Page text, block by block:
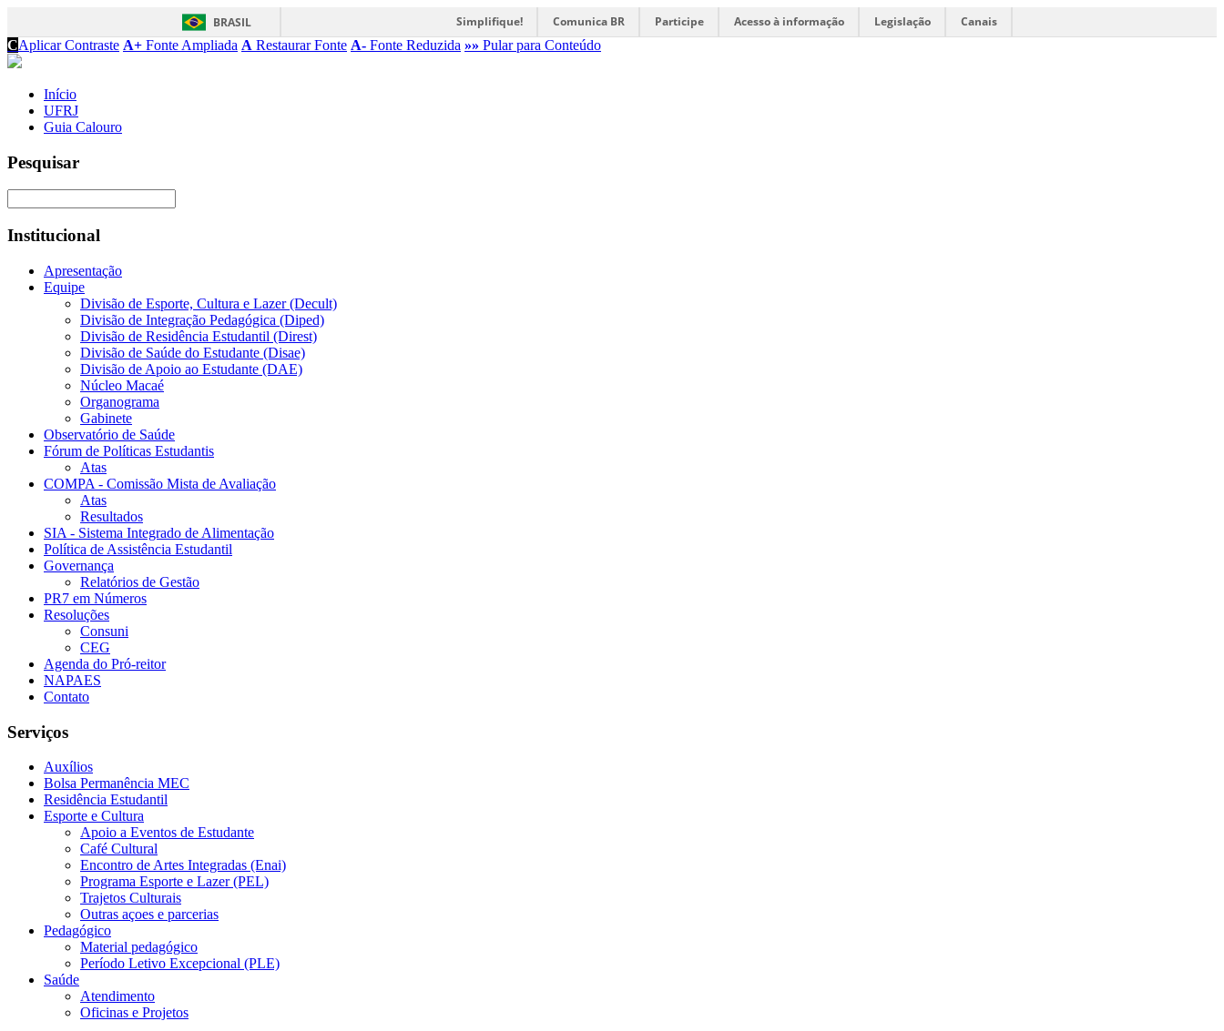
BRASIL Simplifique! Comunica BR Participe Acesso à informação Legislação
Canais
CAplicar Contraste A+ Fonte Ampliada A Restaurar Fonte A- Fonte Reduzida »» Pular para Conteúdo
Início
UFRJ
Guia Calouro
Pesquisar
Institucional
Apresentação
Equipe
Divisão de Esporte, Cultura e Lazer (Decult)
Divisão de Integração Pedagógica (Diped)
Divisão de Residência Estudantil (Direst)
Divisão de Saúde do Estudante (Disae)
Divisão de Apoio ao Estudante (DAE)
Núcleo Macaé
Organograma
Gabinete
Observatório de Saúde
Fórum de Políticas Estudantis
Atas
COMPA - Comissão Mista de Avaliação
Atas
Resultados
SIA - Sistema Integrado de Alimentação
Política de Assistência Estudantil
Governança
Relatórios de Gestão
PR7 em Números
Resoluções
Consuni
CEG
Agenda do Pró-reitor
NAPAES
Contato
Serviços
Auxílios
Bolsa Permanência MEC
Residência Estudantil
Esporte e Cultura
Apoio a Eventos de Estudante
Café Cultural
Encontro de Artes Integradas (Enai)
Programa Esporte e Lazer (PEL)
Trajetos Culturais
Outras açoes e parcerias
Pedagógico
Material pedagógico
Período Letivo Excepcional (PLE)
Saúde
Atendimento
Oficinas e Projetos